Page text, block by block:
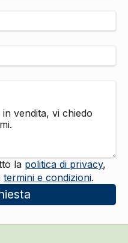
la politica di privacy,
termini e condizioni.